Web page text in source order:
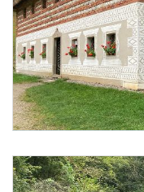
Foto 2: Barbara Aschauer